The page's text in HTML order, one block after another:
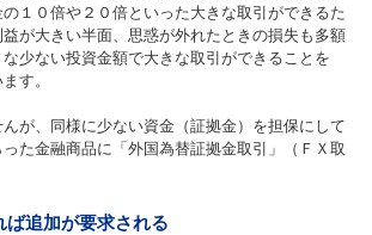
１０倍や２０倍といった大きな取引ができるた
が大きい半面、思惑が外れたときの損失も多額
少ない投資金額で大きな取引ができることを
す。
が、同様に少ない資金（証拠金）を担保にして
た金融商品に「外国為替証拠金取引」（ＦＸ取
ば追加が要求される